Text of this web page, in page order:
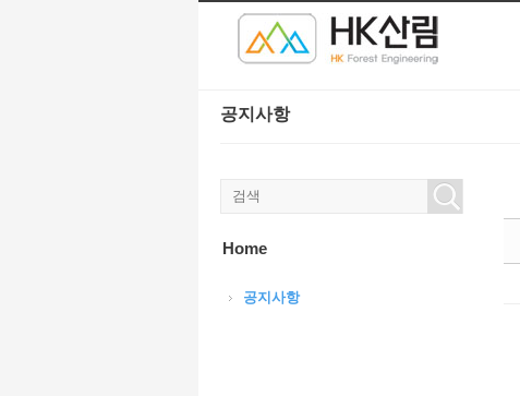
공지사항
Home
공지사항
Sketchbook5, 스케치북5
Sketchbook5, 스케치북5
Sketchbook5, 스케치북5
Sketchbook5, 스케치북5